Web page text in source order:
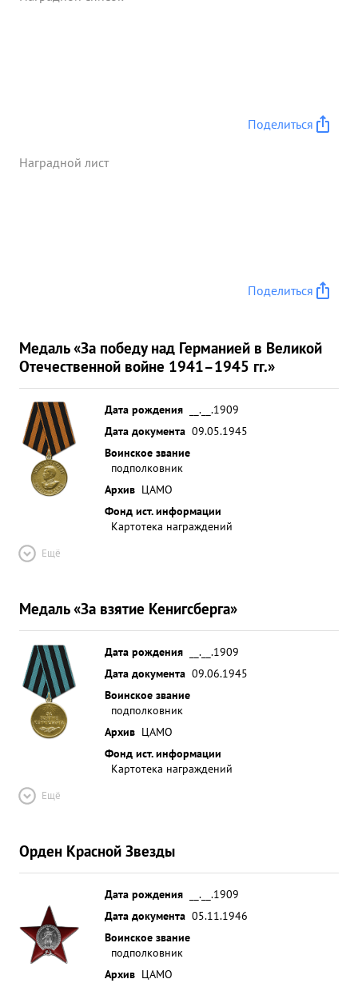
было поставлено все время бесперебойно. Тов.
Поделиться
Наградной лист
Поделиться
Медаль «За победу над Германией в Великой
Отечественной войне 1941–1945 гг.»
Дата рождения
__.__.1909
Дата документа 09.05.1945
Воинское звание
подполковник
Архив ЦАМО
Фонд ист. информации
Картотека награждений
Ещё
Медаль «За взятие Кенигсберга»
Дата рождения
__.__.1909
Дата документа 09.06.1945
Воинское звание
подполковник
Архив ЦАМО
Фонд ист. информации
Картотека награждений
Ещё
Орден Красной Звезды
Дата рождения
__.__.1909
Дата документа 05.11.1946
Воинское звание
подполковник
Архив ЦАМО